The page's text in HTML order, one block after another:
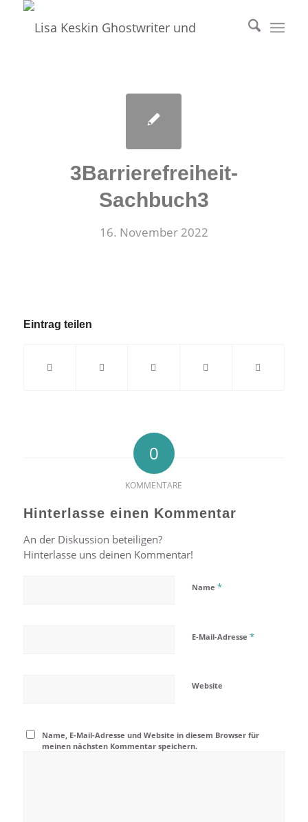
3Barrierefreiheit-
Sachbuch3
16. November 2022
Eintrag teilen
0
KOMMENTARE
Hinterlasse einen Kommentar
An der Diskussion beteiligen?
Hinterlasse uns deinen Kommentar!
Name *
E-Mail-Adresse *
Website
Name, E-Mail-Adresse und Website in diesem Browser für
meinen nächsten Kommentar speichern.